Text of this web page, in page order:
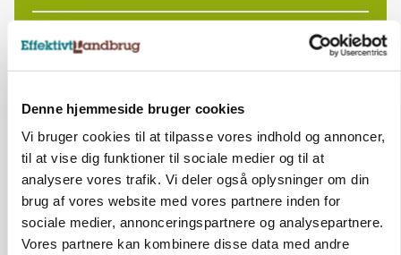
Denne hjemmeside bruger cookies
Vi bruger cookies til at tilpasse vores indhold og annoncer,
til at vise dig funktioner til sociale medier og til at
analysere vores trafik. Vi deler også oplysninger om din
brug af vores website med vores partnere inden for
sociale medier, annonceringspartnere og analysepartnere.
Vores partnere kan kombinere disse data med andre
Elevplads tilbydes ved Ringkøbing /
Grise
6950, Ringkøbing NY 06. aug.
Rørlægger / håndmand søges til
dræn/entreprenørarbejde.